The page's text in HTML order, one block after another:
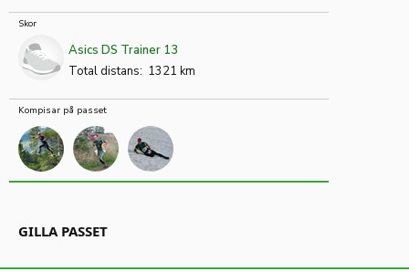
Skor
Asics DS Trainer 13
Total distans: 1321 km
Kompisar på passet
GILLA PASSET